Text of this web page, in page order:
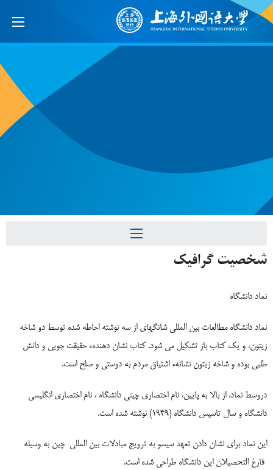
شخصیت گرافیک
نماد دانشگاه
نماد دانشگاه مطالعات بین المللی شانگهای از سه نوشته احاطه شده توسط دو شاخه
زیتون، و یک کتاب باز تشکیل می شود. کتاب نشان دهندهء حقیقت جویی و دانش
طلبی بوده و شاخه زیتون نشانهء اشتیاق مردم به دوستی و صلح است.
دروسط نماد، از بالا به پایین، نام اختصاری چینی دانشگاه ، نام اختصاری انگلیسی
دانشگاه و سال تاسیس دانشگاه (1949) نوشته شده است.
این نماد برای نشان دادن تعهد سیسو به ترویج مبادلات بین المللی چین به وسیله
فارغ التحصیلان این دانشگاه طراحی شده است.